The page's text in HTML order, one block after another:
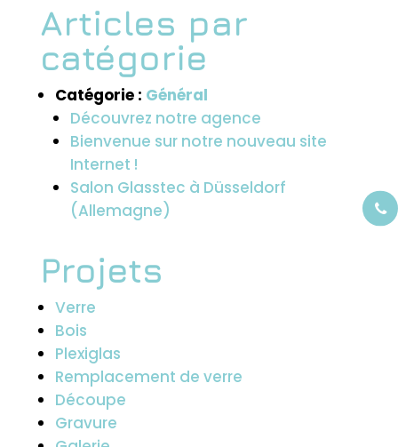
Articles par
catégorie
Catégorie : Général
Découvrez notre agence
Bienvenue sur notre nouveau site
Internet !
Salon Glasstec à Düsseldorf
(Allemagne)
Projets
Verre
Bois
Plexiglas
Remplacement de verre
Découpe
Gravure